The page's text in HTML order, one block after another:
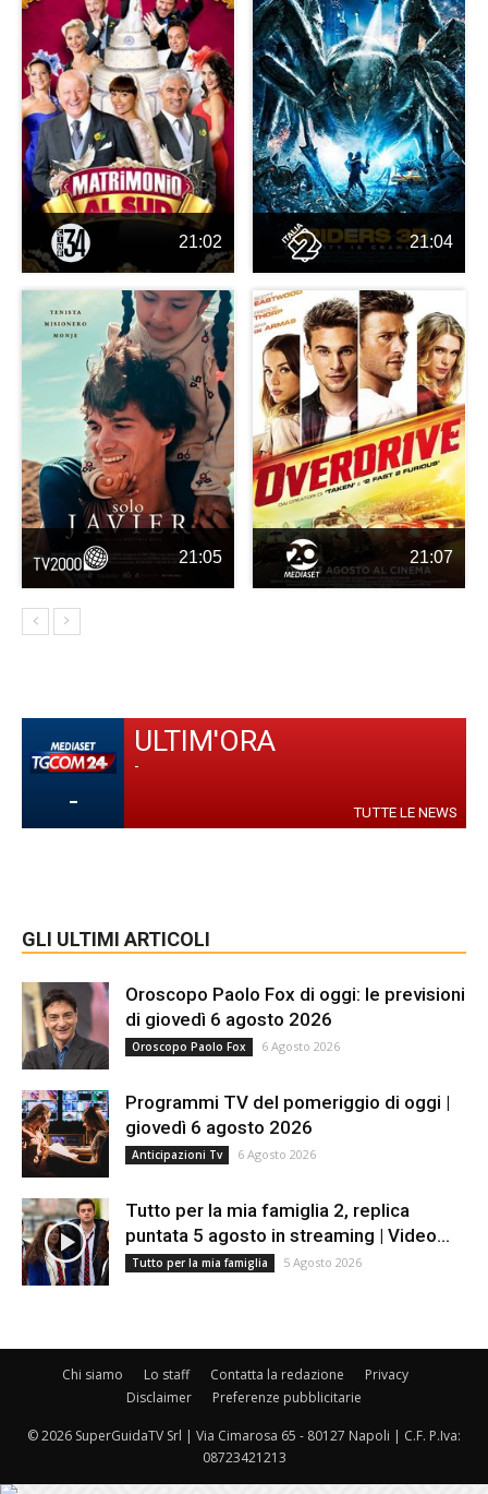
21:02 21:04
21:05 21:07
-
ULTIM'ORA
-
TUTTE LE NEWS
GLI ULTIMI ARTICOLI
Oroscopo Paolo Fox di oggi: le previsioni
di giovedì 6 agosto 2026
Oroscopo Paolo Fox 6 Agosto 2026
Programmi TV del pomeriggio di oggi |
giovedì 6 agosto 2026
Anticipazioni Tv 6 Agosto 2026
Tutto per la mia famiglia 2, replica
puntata 5 agosto in streaming | Video...
Tutto per la mia famiglia 5 Agosto 2026
Chi siamo Lo staff Contatta la redazione
Privacy
Disclaimer
Preferenze pubblicitarie
© 2026 SuperGuidaTV Srl | Via Cimarosa 65 - 80127 Napoli | C.F. P.Iva:
08723421213